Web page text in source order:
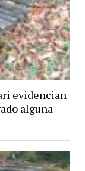
evidencian
alguna